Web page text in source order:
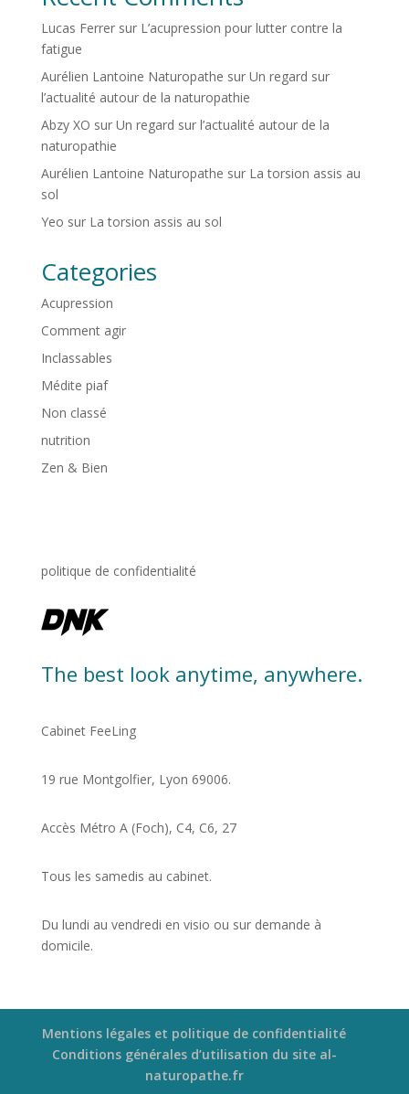
Lucas Ferrersur L’acupression pour lutter contre la
fatigue
Aurélien Lantoine Naturopathe sur Un regard sur
l’actualité autour de la naturopathie
Abzy XO sur Un regard sur l’actualité autour de la
naturopathie
Aurélien Lantoine Naturopathe sur La torsion assis au
sol
Yeo sur La torsion assis au sol
Categories
Acupression
Comment agir
Inclassables
Médite piaf
Non classé
nutrition
Zen & Bien
politique de confidentialité
The best look anytime, anywhere.
Cabinet FeeLing
19 rue Montgolfier, Lyon 69006.
Accès Métro A (Foch), C4, C6, 27
Tous les samedis au cabinet.
Du lundi au vendredi en visio ou sur demande à
domicile.
Mentions légales et politique de confidentialité
Conditions générales d’utilisation du site al-
naturopathe.fr